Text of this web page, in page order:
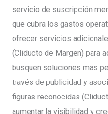
servicio de suscripción
que cubra los gastos
ofrecer servicios
(Cliducto de Margen) para
busquen soluciones más
través de publicidad y
figuras reconocidas
aumentar la visibilidad y